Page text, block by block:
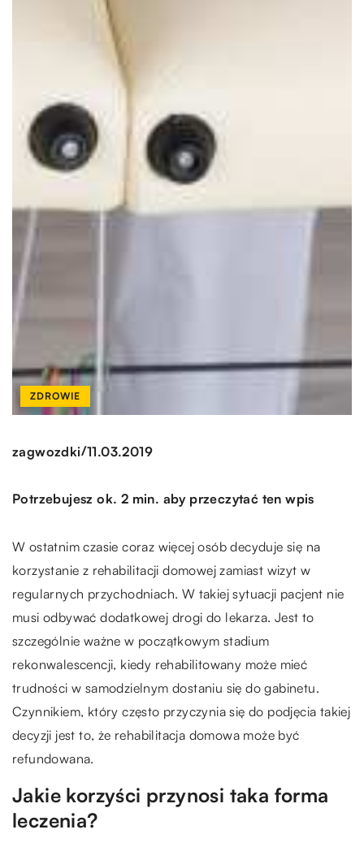
ZDROWIE
zagwozdki/11.03.2019
Potrzebujesz ok. 2 min. aby przeczytać ten wpis
W ostatnim czasie coraz więcej osób decyduje się na
korzystanie z rehabilitacji domowej zamiast wizyt w
regularnych przychodniach. W takiej sytuacji pacjent nie
musi odbywać dodatkowej drogi do lekarza. Jest to
szczególnie ważne w początkowym stadium
rekonwalescencji, kiedy rehabilitowany może mieć
trudności w samodzielnym dostaniu się do gabinetu.
Czynnikiem, który często przyczynia się do podjęcia takiej
decyzji jest to, że rehabilitacja domowa może być
refundowana.
Jakie korzyści przynosi taka forma
leczenia?